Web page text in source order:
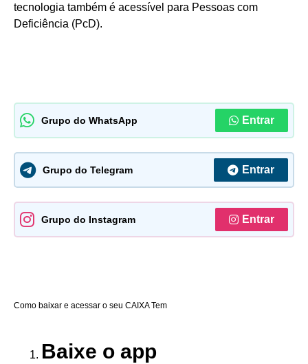
tecnologia também é acessível para Pessoas com
Deficiência (PcD).
Grupo do WhatsApp Entrar
Grupo do Telegram Entrar
Grupo do Instagram Entrar
Como baixar e acessar o seu CAIXA Tem
Baixe o app